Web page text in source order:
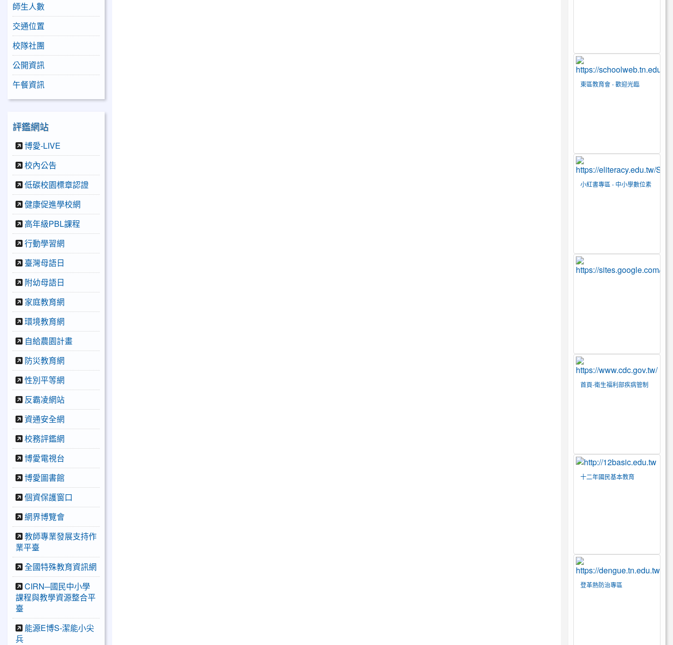
師生人數
交通位置
校隊社團
公開資訊
午餐資訊
評鑑網站
博愛-LIVE
校內公告
低碳校園標章認證
健康促進學校網
高年級PBL課程
行動學習網
臺灣母語日
附幼母語日
家庭教育網
環境教育網
自給農園計畫
防災教育網
性別平等網
反霸凌網站
資通安全網
校務評鑑網
博愛電視台
博愛圖書館
個資保護窗口
網界博覽會
教師專業發展支持作
業平臺
全國特殊教育資訊網
CIRN─國民中小學
課程與教學資源整合平
臺
能源E博S-潔能小尖
兵
東區教育會 - 歡迎光臨
小紅書專區 - 中小學數位素
首頁-衛生福利部疾病管制
十二年國民基本教育
登革熱防治專區